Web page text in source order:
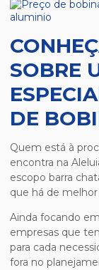
SOBRE
DE
Quem está à
encontra na
escopo barra
que há de
Ainda focando em
empresas que
para cada
fora no